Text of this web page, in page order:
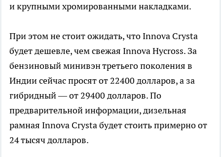
и крупными хромированными накладками.
При этом не стоит ожидать, что Innova Crysta
будет дешевле, чем свежая Innova Hycross. За
бензиновый минивэн третьего поколения в
Индии сейчас просят от 22400 долларов, а за
гибридный — от 29400 долларов. По
предварительной информации, дизельная
рамная Innova Crysta будет стоить примерно от
24 тысяч долларов.